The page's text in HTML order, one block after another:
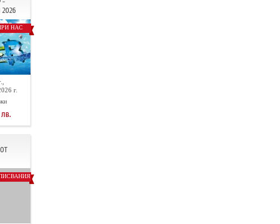
НАС
г.
лв.